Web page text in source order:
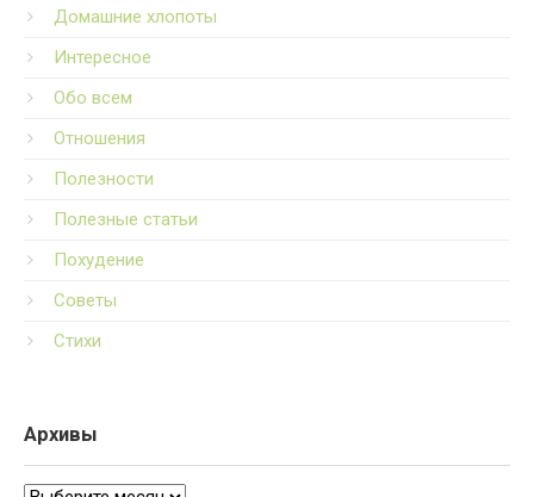
Домашние хлопоты
Интересное
Обо всем
Отношения
Полезности
Полезные статьи
Похудение
Советы
Стихи
Архивы